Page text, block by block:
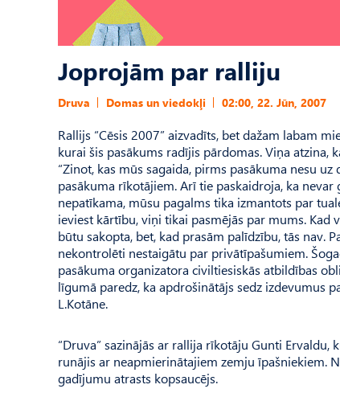
Joprojām par ralliju
Druva Domas un viedokļi 02:00, 22. Jūn, 2007
Rallijs “Cēsis 2007” aizvadīts, bet dažam labam
kurai šis pasākums radījis pārdomas. Viņa atzina,
“Zinot, kas mūs sagaida, pirms pasākuma nesu
pasākuma rīkotājiem. Arī tie paskaidroja, ka
nepatīkama, mūsu pagalms tika izmantots par
ieviest kārtību, viņi tikai pasmējās par mums. Kad
būtu sakopta, bet, kad prasām palīdzību, tās nav.
nekontrolēti nestaigātu par privātīpašumiem.
pasākuma organizatora civiltiesiskās atbildības
līgumā paredz, ka apdrošinātājs sedz izdevumus
L.Kotāne.
“Druva” sazinājās ar rallija rīkotāju Gunti
runājis ar neapmierinātajiem zemju īpašniekiem.
gadījumu atrasts kopsaucējs.